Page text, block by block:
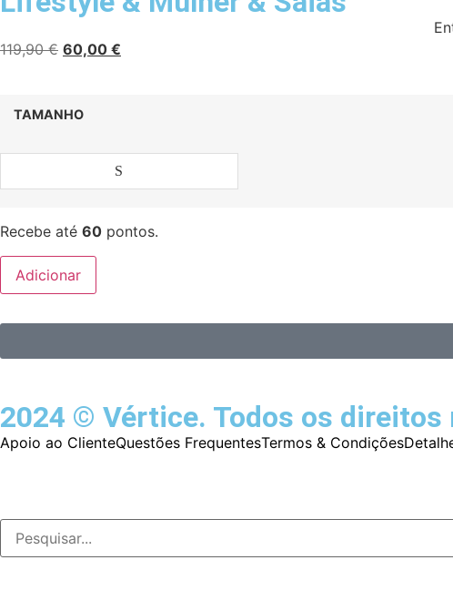
119,90€ 60,00 €
TAMANHO
S
Recebe até 60 pontos.
Adicionar
2024 © Vértice. Todos os direitos
Apoio ao ClienteQuestões FrequentesTermos & Condições